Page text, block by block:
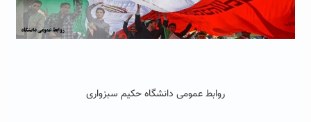
روابط عمومی دانشگاه حکیم سبزواری